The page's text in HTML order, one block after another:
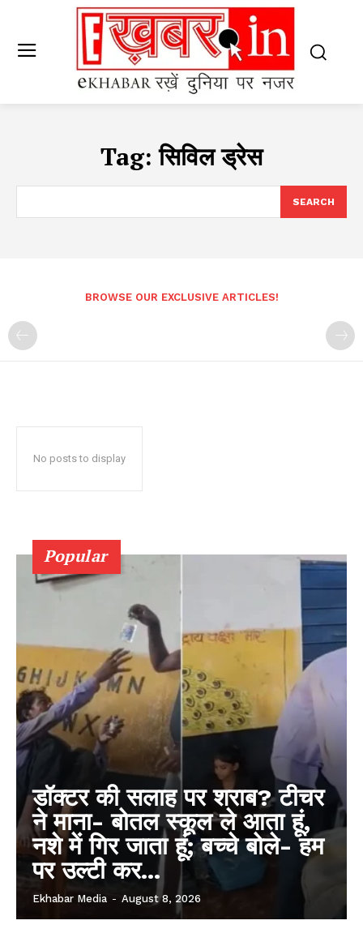
Tag:सिविल ड्रेस
SEARCH
BROWSE OUR EXCLUSIVE ARTICLES!
No posts to display
Popular
डॉक्टर की सलाह पर शराब? टीचर
ने माना- बोतल स्कूल ले आता हूं,
नशे में गिर जाता हूं; बच्चे बोले- हम
पर उल्टी कर...
Ekhabar Media - August 8, 2026